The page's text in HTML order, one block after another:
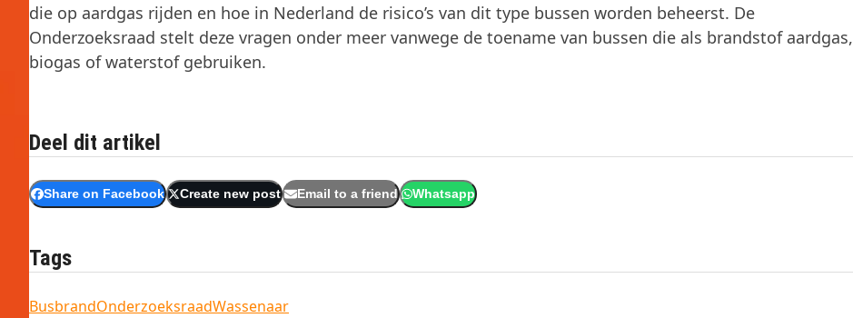
die op aardgas rijden en hoe in Nederland de risico’s van dit type bussen worden beheerst. De
Onderzoeksraad stelt deze vragen onder meer vanwege de toename van bussen die als brandstof aardgas,
biogas of waterstof gebruiken.
Deel dit artikel
Share on Facebook Create new post Email to a friend Whatsapp
Tags
BusbrandOnderzoeksraadWassenaar